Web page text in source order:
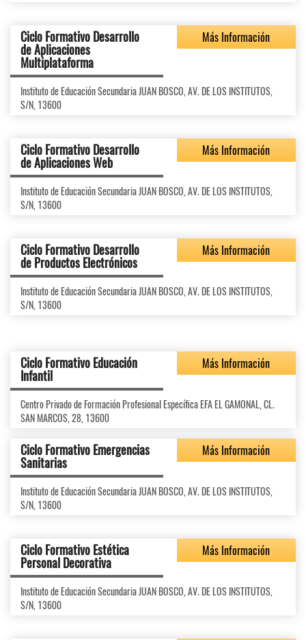
Ciclo Formativo Desarrollo
de Aplicaciones
Multiplataforma
Más Información
Instituto de Educación Secundaria JUAN BOSCO, AV. DE LOS INSTITUTOS,
S/N, 13600
Ciclo Formativo Desarrollo
de Aplicaciones Web
Más Información
Instituto de Educación Secundaria JUAN BOSCO, AV. DE LOS INSTITUTOS,
S/N, 13600
Ciclo Formativo Desarrollo
de Productos Electrónicos
Más Información
Instituto de Educación Secundaria JUAN BOSCO, AV. DE LOS INSTITUTOS,
S/N, 13600
Ciclo Formativo Educación
Infantil
Más Información
Centro Privado de Formación Profesional Específica EFA EL GAMONAL, CL.
SAN MARCOS, 28, 13600
Ciclo Formativo Emergencias
Sanitarias
Más Información
Instituto de Educación Secundaria JUAN BOSCO, AV. DE LOS INSTITUTOS,
S/N, 13600
Ciclo Formativo Estética
Personal Decorativa
Más Información
Instituto de Educación Secundaria JUAN BOSCO, AV. DE LOS INSTITUTOS,
S/N, 13600